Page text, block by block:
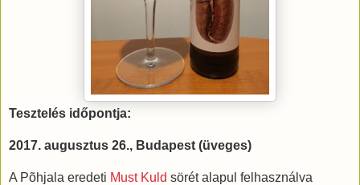
Tesztelés időpontja:
2017. augusztus 26., Budapest (üveges)
A Põhjala eredeti Must Kuld sörét alapul felhasználva